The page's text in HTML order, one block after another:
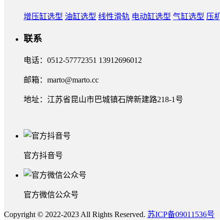
增压缸选型 油缸选型 线性滑轨 电动缸选型 气缸选型 压
联系
电话：0512-57772351 13912696012
邮箱：marto@marto.cc
地址：江苏省昆山市巴城镇石牌新建路218-1号
官方抖音号
官方微信公众号
Copyright © 2022-2023 All Rights Reserved. 苏ICP备09011536号